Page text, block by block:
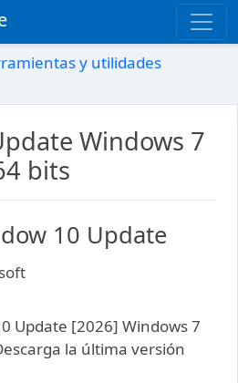
y utilidades
Windows 7
bits
10 Update
Update [2026] Windows 7
la última versión